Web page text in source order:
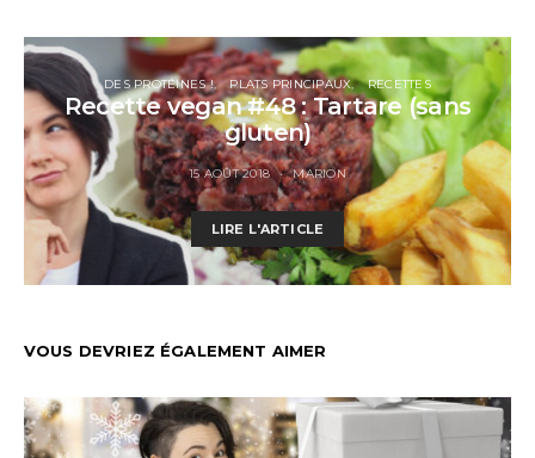
DES PROTÉINES ! PLATS PRINCIPAUX RECETTES
Recette vegan #48 : Tartare (sans
gluten)
15 AOÛT 2018 MARION
LIRE L'ARTICLE
VOUS DEVRIEZ ÉGALEMENT AIMER